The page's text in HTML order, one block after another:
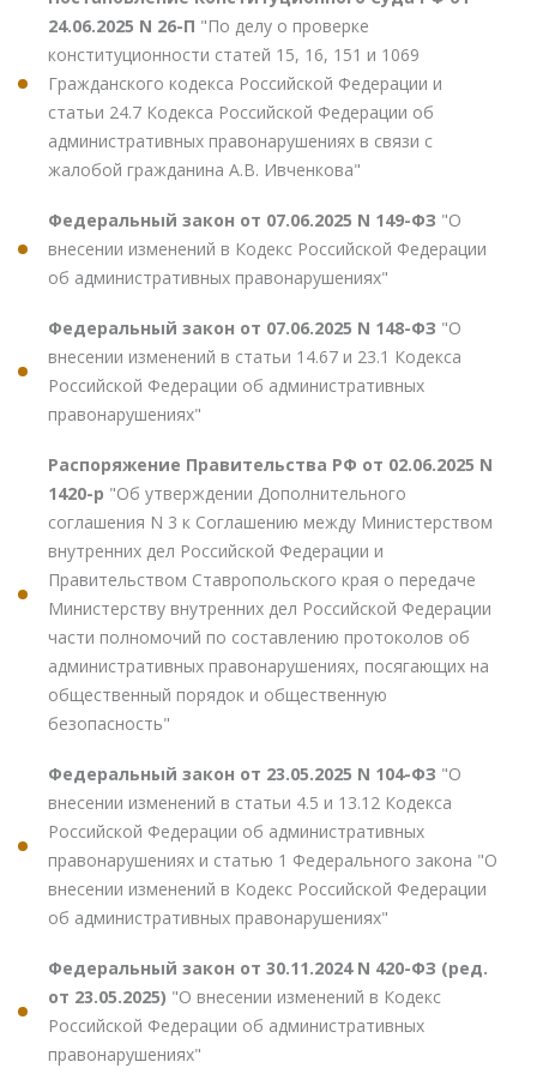
24.06.2025 N 26-П "По делу о проверке
конституционности статей 15, 16, 151 и 1069
Гражданского кодекса Российской Федерации и
статьи 24.7 Кодекса Российской Федерации об
административных правонарушениях в связи с
жалобой гражданина А.В. Ивченкова"
Федеральный закон от 07.06.2025 N 149-ФЗ "О
внесении изменений в Кодекс Российской Федерации
об административных правонарушениях"
Федеральный закон от 07.06.2025 N 148-ФЗ "О
внесении изменений в статьи 14.67 и 23.1 Кодекса
Российской Федерации об административных
правонарушениях"
Распоряжение Правительства РФ от 02.06.2025 N
1420-р "Об утверждении Дополнительного
соглашения N 3 к Соглашению между Министерством
внутренних дел Российской Федерации и
Правительством Ставропольского края о передаче
Министерству внутренних дел Российской Федерации
части полномочий по составлению протоколов об
административных правонарушениях, посягающих на
общественный порядок и общественную
безопасность"
Федеральный закон от 23.05.2025 N 104-ФЗ "О
внесении изменений в статьи 4.5 и 13.12 Кодекса
Российской Федерации об административных
правонарушениях и статью 1 Федерального закона "О
внесении изменений в Кодекс Российской Федерации
об административных правонарушениях"
Федеральный закон от 30.11.2024 N 420-ФЗ (ред.
от 23.05.2025) "О внесении изменений в Кодекс
Российской Федерации об административных
правонарушениях"